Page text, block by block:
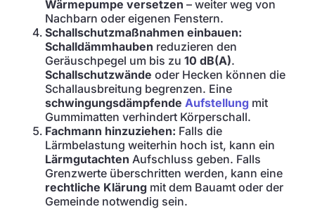
Wärmepumpe versetzen – weiter weg von
Nachbarn oder eigenen Fenstern.
Schallschutzmaßnahmen einbauen:
Schalldämmhauben reduzieren den
Geräuschpegel um bis zu 10 dB(A).
Schallschutzwände oder Hecken können die
Schallausbreitung begrenzen. Eine
schwingungsdämpfende Aufstellung mit
Gummimatten verhindert Körperschall.
Fachmann hinzuziehen: Falls die
Lärmbelastung weiterhin hoch ist, kann ein
Lärmgutachten Aufschluss geben. Falls
Grenzwerte überschritten werden, kann eine
rechtliche Klärung mit dem Bauamt oder der
Gemeinde notwendig sein.